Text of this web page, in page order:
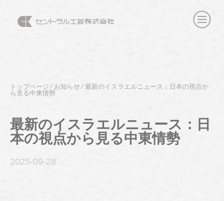
トップページ⁄ お知らせ⁄最新のイスラエルニュース：日本の視点か
ら見る中東情勢
最新のイスラエルニュース：日
本の視点から見る中東情勢
2025-09-28